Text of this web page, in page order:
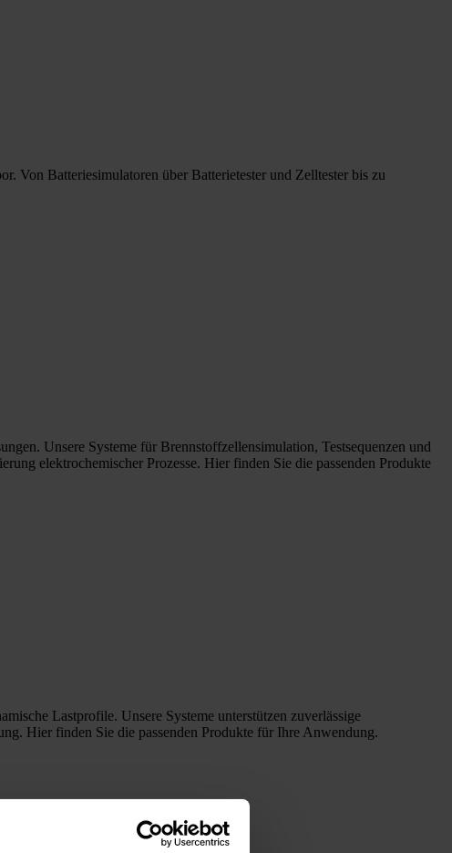
Von Batteriesimulatoren über Batterietester und Zelltester bis zu
Unsere Systeme für Brennstoffzellensimulation, Testsequenzen und
elektrochemischer Prozesse. Hier finden Sie die passenden Produkte
Lastprofile. Unsere Systeme unterstützen zuverlässige
Hier finden Sie die passenden Produkte für Ihre Anwendung.